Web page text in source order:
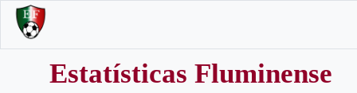
Estatísticas Fluminense